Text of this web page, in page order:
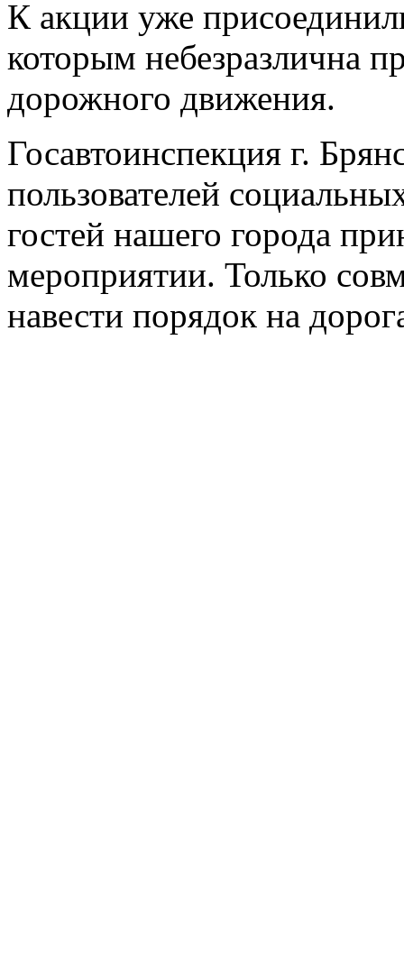
К акции уже
которым небезразлична
дорожного движения.
Госавтоинспекция г.
пользователей
гостей нашего города
мероприятии. Только
навести порядок на